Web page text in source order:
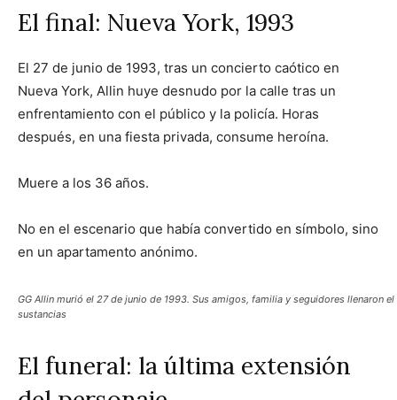
El final: Nueva York, 1993
El 27 de junio de 1993, tras un concierto caótico en
Nueva York, Allin huye desnudo por la calle tras un
enfrentamiento con el público y la policía. Horas
después, en una fiesta privada, consume heroína.
Muere a los 36 años.
No en el escenario que había convertido en símbolo, sino
en un apartamento anónimo.
GG Allin murió el 27 de junio de 1993. Sus amigos, familia y seguidores llenaron
sustancias
El funeral: la última extensión